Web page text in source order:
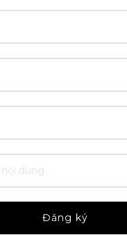
Đăng ký